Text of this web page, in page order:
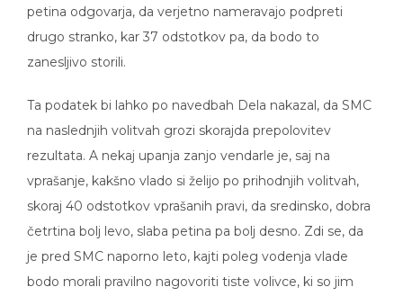
petina odgovarja, da verjetno nameravajo podpreti
drugo stranko, kar 37 odstotkov pa, da bodo to
zanesljivo storili.
Ta podatek bi lahko po navedbah Dela nakazal, da SMC
na naslednjih volitvah grozi skorajda prepolovitev
rezultata. A nekaj upanja zanjo vendarle je, saj na
vprašanje, kakšno vlado si želijo po prihodnjih volitvah,
skoraj 40 odstotkov vprašanih pravi, da sredinsko, dobra
četrtina bolj levo, slaba petina pa bolj desno. Zdi se, da
je pred SMC naporno leto, kajti poleg vodenja vlade
bodo morali pravilno nagovoriti tiste volivce, ki so jim